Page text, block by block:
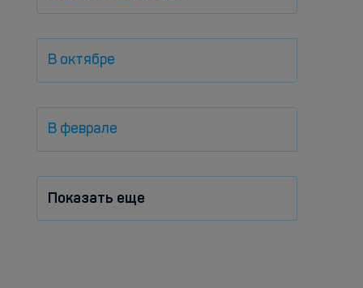
В октябре
В феврале
Показать еще